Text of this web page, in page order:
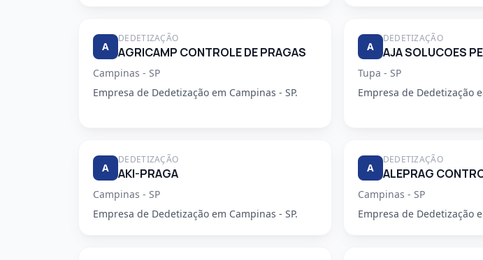
A
DEDETIZAÇÃO
AGRICAMP CONTROLE DE PRAGAS
Campinas - SP
Empresa de Dedetização em Campinas - SP.
A
DEDETIZAÇÃO
AJA SOLUCOES
Tupa - SP
Empresa de Dedetização
A
DEDETIZAÇÃO
AKI-PRAGA
Campinas - SP
Empresa de Dedetização em Campinas - SP.
A
DEDETIZAÇÃO
Campinas - SP
Empresa de Dedetização